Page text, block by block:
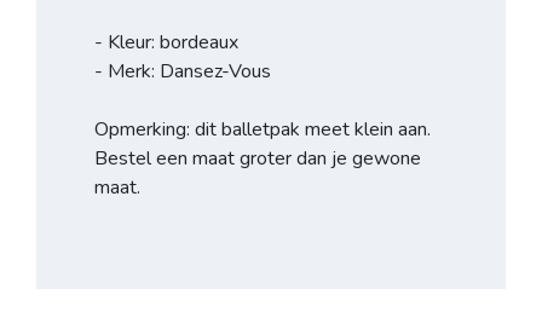
- Kleur: bordeaux
- Merk: Dansez-Vous
Opmerking: dit balletpak meet klein aan.
Bestel een maat groter dan je gewone
maat.